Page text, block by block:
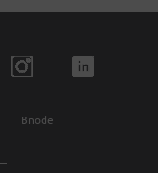
Bnode